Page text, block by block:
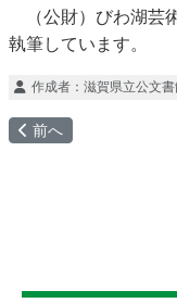
（公財）びわ湖芸
執筆しています。
作成者： 滋賀県立公文
前の記事へ: 事業年報
前へ